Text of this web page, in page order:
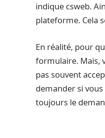
indique csweb.
plateforme. Cela
En réalité, pour
formulaire. Mais,
pas souvent
demander si vous
toujours le